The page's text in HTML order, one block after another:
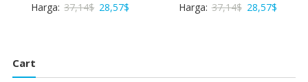
Harga: 37,14$ Harga
28,57$
28,57$.
Harga: 37,14$ Harga
28,57$Harga
28,57$.
Cart